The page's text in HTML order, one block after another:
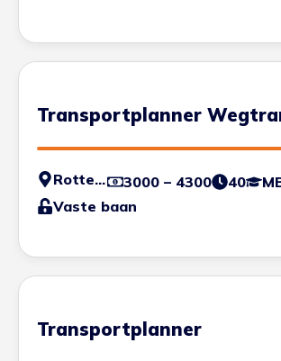
Transportplanner
Container
Rotterdam 3000 – 4300 40
Vaste baan
Transportplanner